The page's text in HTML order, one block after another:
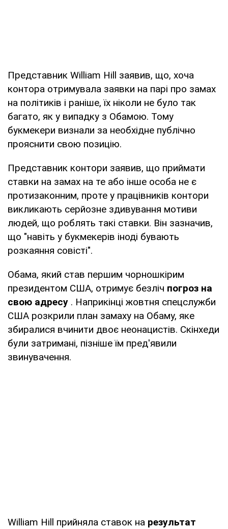
Представник William Hill заявив, що, хоча
контора отримувала заявки на парі про замах
на політиків і раніше, їх ніколи не було так
багато, як у випадку з Обамою. Тому
букмекери визнали за необхідне публічно
прояснити свою позицію.
Представник контори заявив, що приймати
ставки на замах на те або інше особа не є
протизаконним, проте у працівників контори
викликають серйозне здивування мотиви
людей, що роблять такі ставки. Він зазначив,
що "навіть у букмекерів іноді бувають
розкаяння совісті".
Обама, який став першим чорношкірим
президентом США, отримує безліч погроз на
свою адресу . Наприкінці жовтня спецслужби
США розкрили план замаху на Обаму, яке
збиралися вчинити двоє неонацистів. Скінхеди
були затримані, пізніше їм пред'явили
звинувачення.
William Hill прийняла ставок на результат